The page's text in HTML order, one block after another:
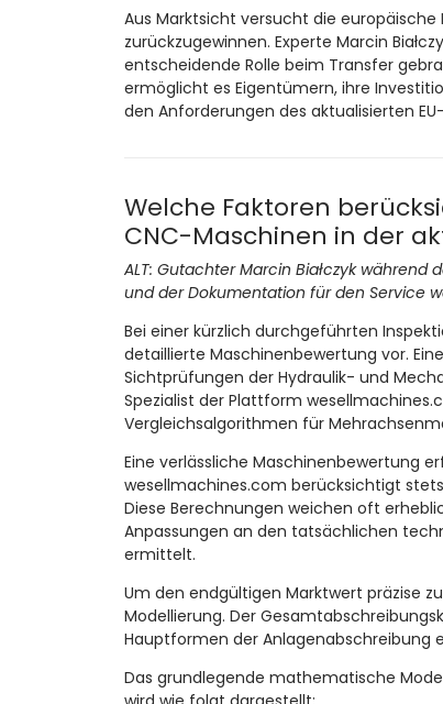
Aus Marktsicht versucht die
zurückzugewinnen. Experte Marcin
entscheidende Rolle beim Transfer
ermöglicht es Eigentümern, ihre
den Anforderungen des aktualisierten
Welche Faktoren
CNC-Maschinen in der
ALT: Gutachter Marcin Białczyk
und der Dokumentation für den Service
Bei einer kürzlich durchgeführten
detaillierte Maschinenbewertung vor.
Sichtprüfungen der Hydraulik- und
Spezialist der Plattform
Vergleichsalgorithmen für
Eine verlässliche Maschinenbewertung
wesellmachines.com berücksichtigt
Diese Berechnungen weichen oft
Anpassungen an den tatsächlichen
ermittelt.
Um den endgültigen Marktwert präzise
Modellierung. Der
Hauptformen der Anlagenabschreibung
Das grundlegende mathematische